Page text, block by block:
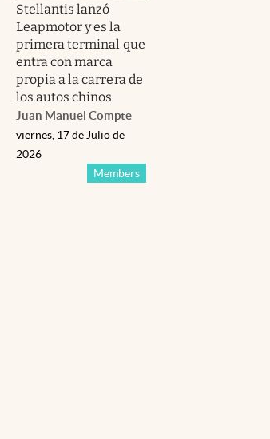
Stellantis lanzó
Leapmotor y es la
primera terminal que
entra con marca
propia a la carrera de
los autos chinos
Juan Manuel Compte
Members
viernes, 17 de Julio de
2026